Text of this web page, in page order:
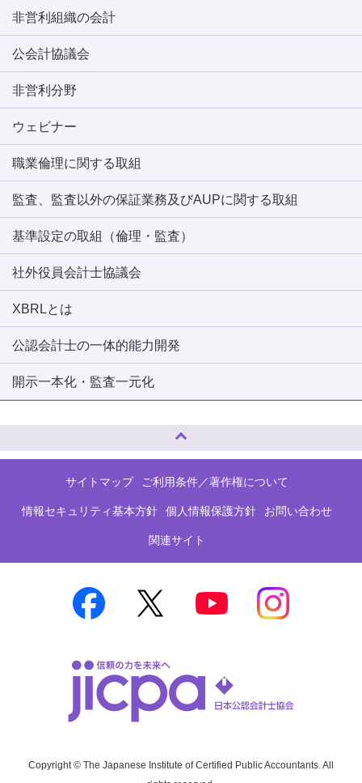
非営利組織の会計
公会計協議会
非営利分野
ウェビナー
職業倫理に関する取組
監査、監査以外の保証業務及びAUPに関する取組
基準設定の取組（倫理・監査）
社外役員会計士協議会
XBRLとは
公認会計士の一体的能力開発
開示一本化・監査一元化
サイトマップ ご利用条件／著作権について
情報セキュリティ基本方針 個人情報保護方針 お問い合わせ
関連サイト
Copyright © The Japanese Institute of Certified Public Accountants. All